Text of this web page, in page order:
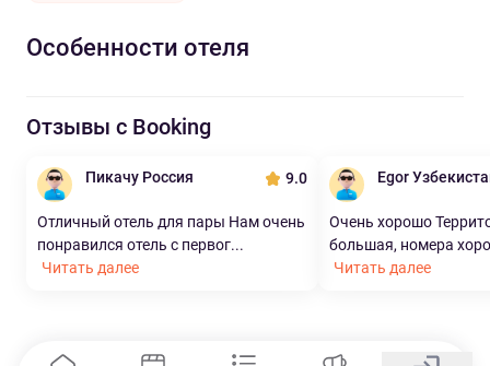
Особенности отеля
Отзывы с Booking
Пикачу Россия 9.0
Отличный отель для пары Нам очень
понравился отель с первог...
Читать далее
Egor
Очень хорошо
большая, номера
Читать далее